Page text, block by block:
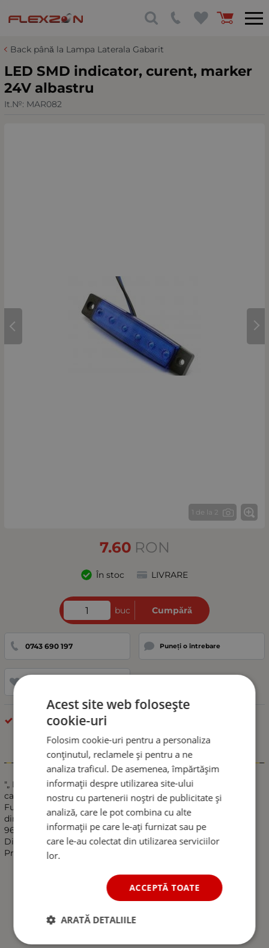
Back până la Lampa Laterala Gabarit
LED SMD indicator, curent, marker
24V albastru
It.№: MAR082
1 de la 2
7.60 RON
În stoc LIVRARE
buc Cumpără
0743 690 197 Puneți o întrebare
Lampa Laterala Gabarit
Informații
"„ LEDURI albastru pentru camionul dumneavoastră și
camioneta cu 6 LED-uri
Funcționează la 24V
dimensiuni:
96 mm x 2 mm
Distanță de 85 mm între centrele de montare
Pretul este pentru 1 bucata!"""
Acest site web folosește
cookie-uri
Folosim cookie-uri pentru a personaliza
conținutul, reclamele și pentru a ne
analiza traficul. De asemenea, împărtășim
informații despre utilizarea site-ului
nostru cu partenerii noștri de publicitate și
analiză, care le pot combina cu alte
informații pe care le-ați furnizat sau pe
care le-au colectat din utilizarea serviciilor
lor.
ACCEPTĂ TOATE
ARATĂ DETALIILE